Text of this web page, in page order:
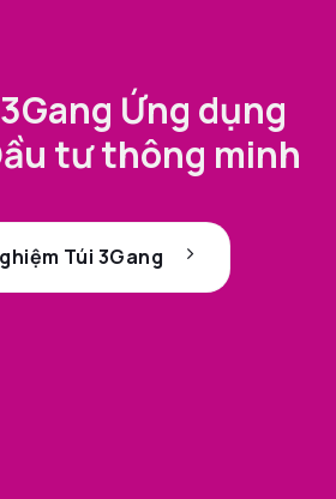
Ứng dụng
tư thông minh
Túi 3Gang